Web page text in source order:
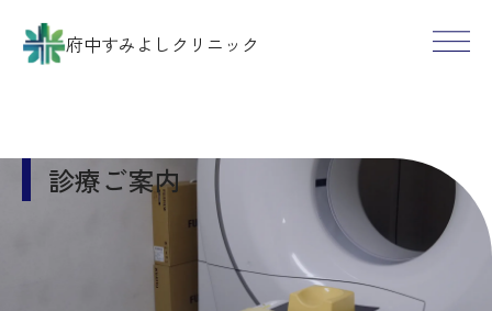
府中すみよしクリニック
診療ご案内
＞ 神経内科